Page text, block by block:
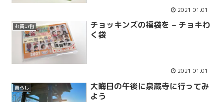
2021.01.01
お買い物
チョッキンズの福袋を – チョキわ
く袋
2021.01.01
暮らし
大晦日の午後に泉蔵寺に行ってみ
よう